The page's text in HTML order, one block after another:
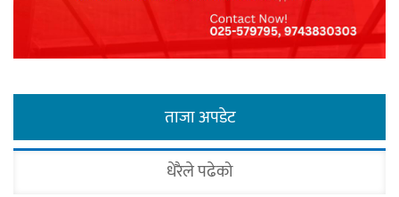
ताजा अपडेट
धेरैले पढेको